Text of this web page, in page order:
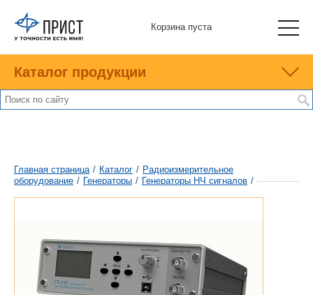
Корзина пуста
Каталог продукции
Главная страница / Каталог / Радиоизмерительное
оборудование / Генераторы / Генераторы НЧ сигналов /